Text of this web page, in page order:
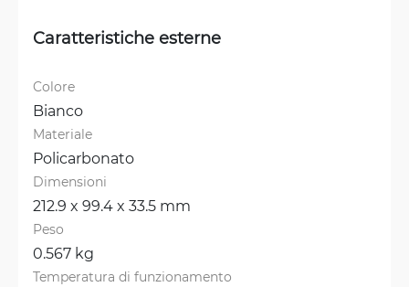
Caratteristiche esterne
Colore
Bianco
Materiale
Policarbonato
Dimensioni
212.9 x 99.4 x 33.5 mm
Peso
0.567 kg
Temperatura di funzionamento